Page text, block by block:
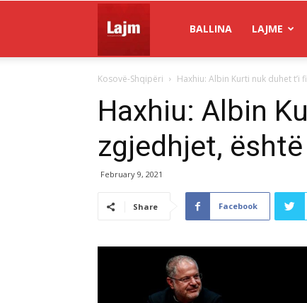
Lajm
BALLINA LAJME
Kosovë-Shqipëri Haxhiu: Albin Kurti nuk duhet
Haxhiu: Albin
zgjedhjet,
February 9, 2021
Share Facebook